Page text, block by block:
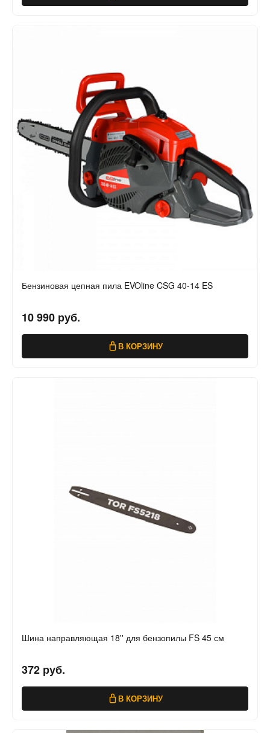
Бензиновая цепная пила EVOline CSG 40-14 ES
10 990 руб.
В КОРЗИНУ
Шина направляющая 18'' для бензопилы FS 45 см
372 руб.
В КОРЗИНУ